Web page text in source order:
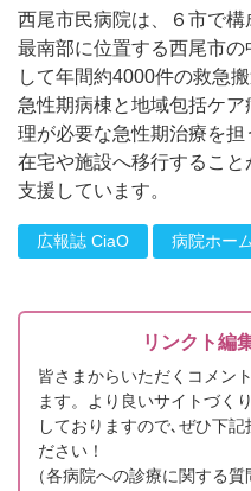
西尾市民病院は、６市で
最南部に位置する西尾市
して年間約4000件の救急
急性期病棟と地域包括ケ
理が必要な急性期治療を
在宅や施設へ移行するこ
支援しています。
広報誌 CiaO 病院ホー
リンクト編
皆さまからいただくコメン
ます。より良いサイトづく
しておりますので､ぜひ下
ださい！
（各病院への診療に関する